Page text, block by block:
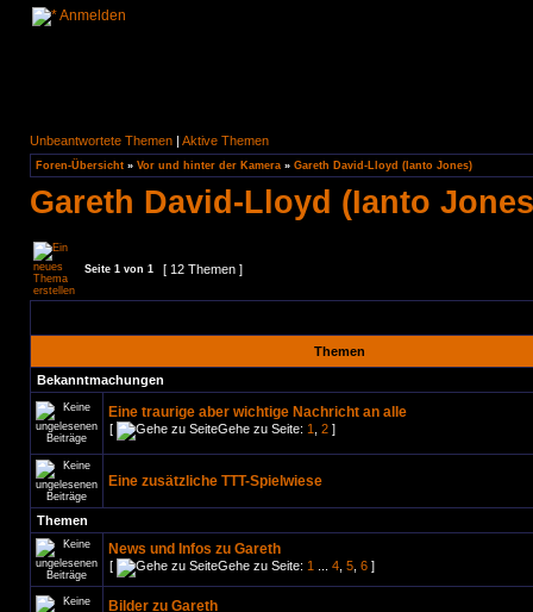
Anmelden
Unbeantwortete Themen | Aktive Themen
Foren-Übersicht » Vor und hinter der Kamera » Gareth David-Lloyd (Ianto Jones)
Gareth David-Lloyd (Ianto
Seite 1 von 1 [ 12 Themen ]
Themen
Bekanntmachungen
Eine traurige aber wichtige Nachricht an alle
[ Gehe zu Seite: 1 2 ]
Eine zusätzliche TTT-Spielwiese
Themen
News und Infos zu Gareth
[ Gehe zu Seite: 1 4 5 6 ]
Bilder zu Gareth